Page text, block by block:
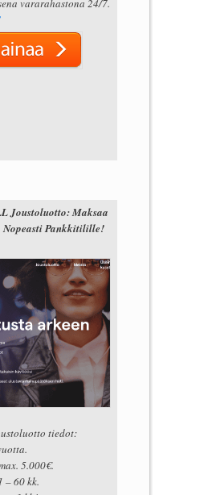
vararahastona 24/7.
Joustoluotto: Maksaa
Nopeasti Pankkitilille!
tiedot:
5.000€.
– 60 kk.